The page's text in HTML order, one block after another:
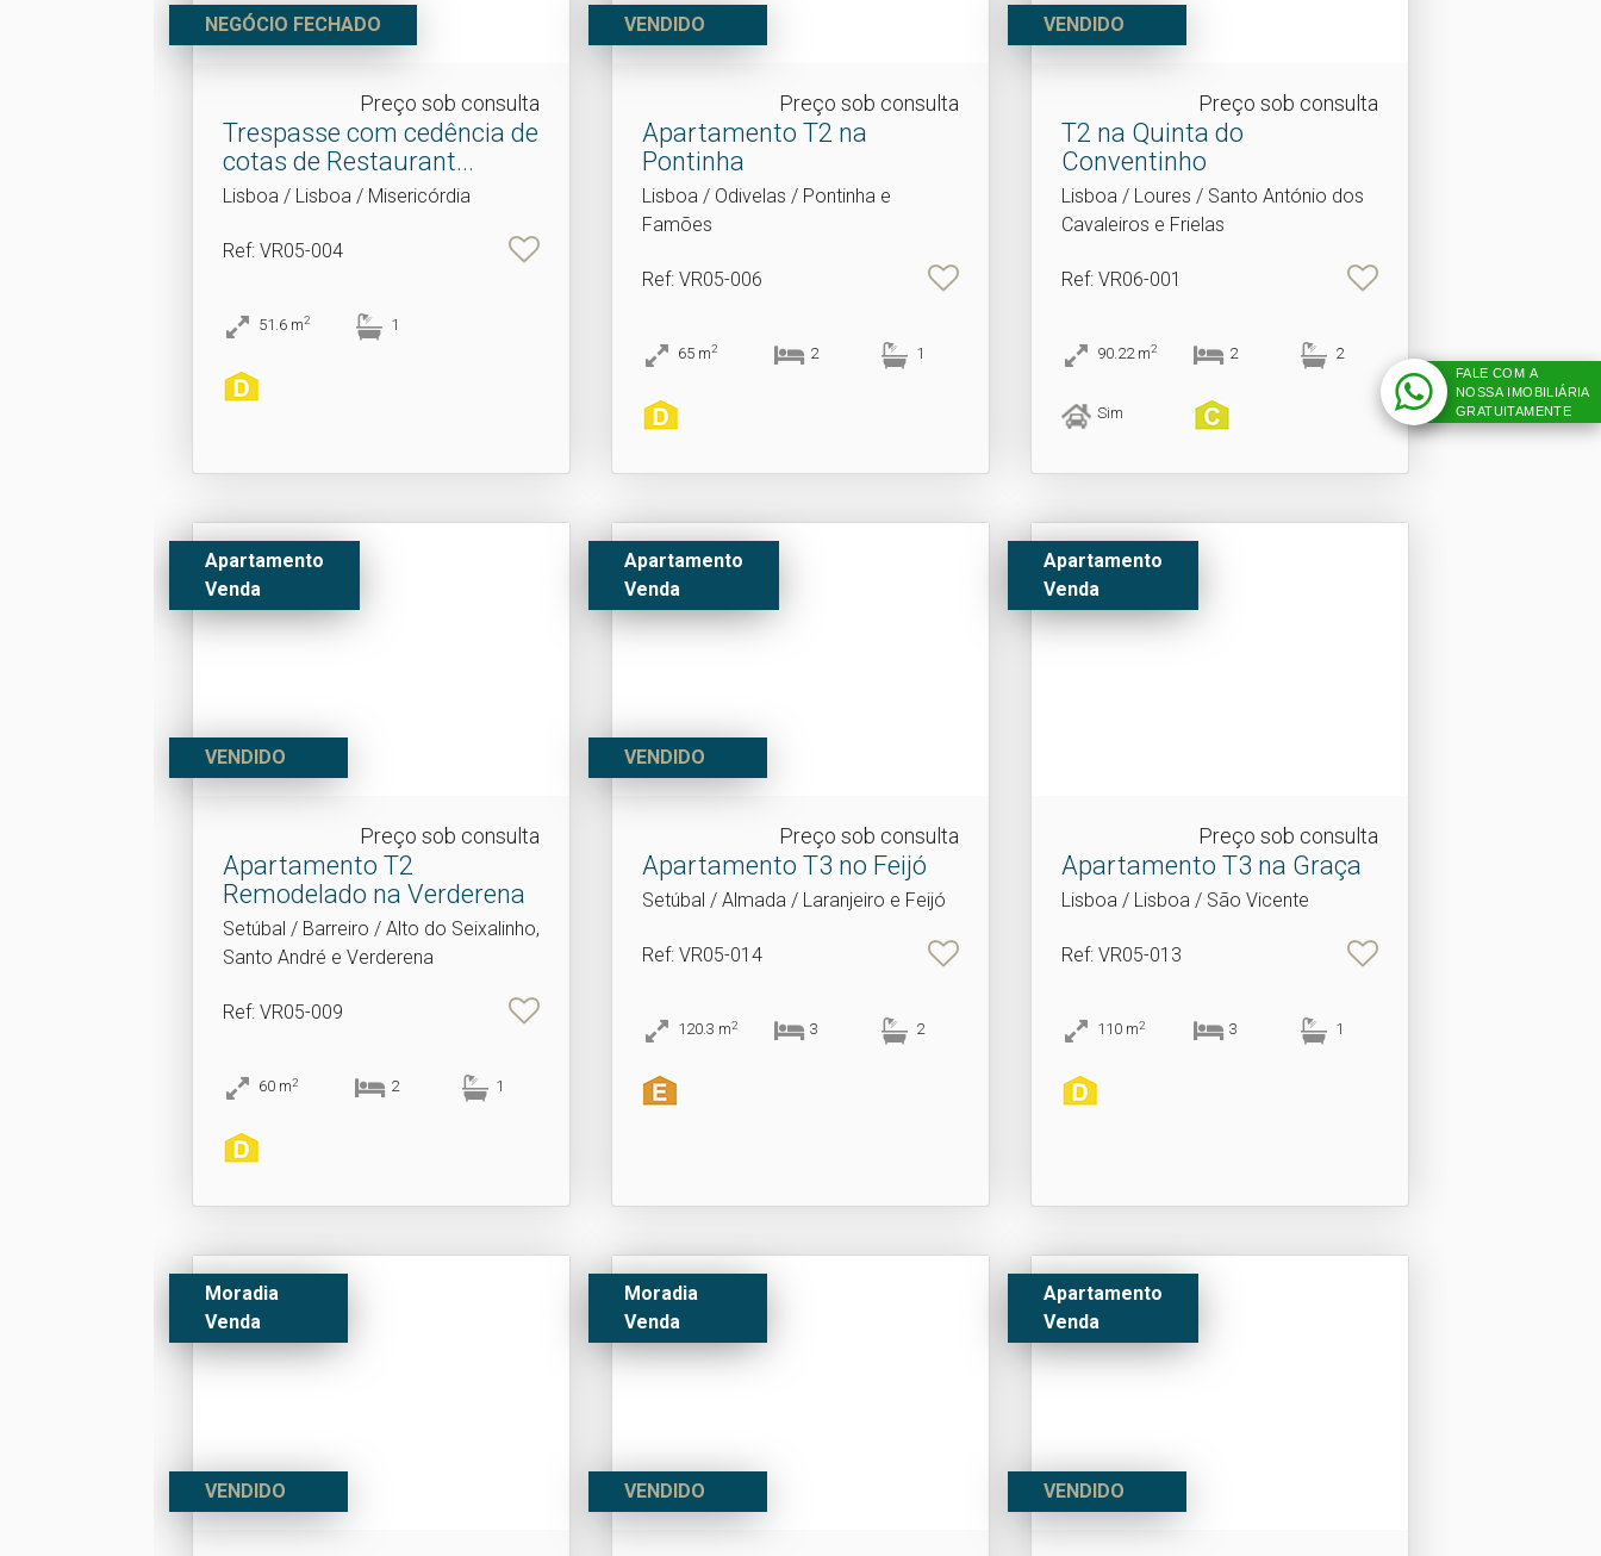
NEGÓCIO FECHADO
Preço sob consulta
Trespasse com cedência de
cotas de Restaurant.​..
Lisboa / Lisboa / Misericórdia
Ref: VR05-004
51.6 m2 1
VENDIDO
Preço sob consulta
Apartamento T2 na
Pontinha
Lisboa / Odivelas / Pontinha e
Famões
Ref: VR05-006
65 m2 2 1
VENDIDO
Preço sob consulta
T2 na Quinta do
Conventinho
Lisboa / Loures / Santo António dos
Cavaleiros e Frielas
Ref: VR06-001
90.22 m2 2 2
Sim
Apartamento
Venda
VENDIDO
Preço sob consulta
Apartamento T2
Remodelado na Verderena
Setúbal / Barreiro / Alto do Seixalinho,
Santo André e Verderena
Ref: VR05-009
60 m2 2 1
Apartamento
Venda
VENDIDO
Preço sob consulta
Apartamento T3 no Feijó
Setúbal / Almada / Laranjeiro e Feijó
Ref: VR05-014
120.3 m2 3 2
Apartamento
Venda
Preço sob consulta
Apartamento T3 na Graça
Lisboa / Lisboa / São Vicente
Ref: VR05-013
110 m2 3 1
Moradia
Venda
VENDIDO
Moradia
Venda
VENDIDO
Apartamento
Venda
VENDIDO
FALE COM A
NOSSA IMOBILIÁRIA
GRATUITAMENTE